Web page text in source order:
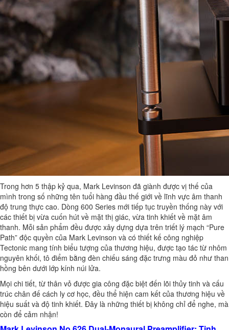
Trong hơn 5 thập kỷ qua, Mark Levinson đã giành được vị thế của
mình trong số những tên tuổi hàng đầu thế giới về lĩnh vực âm thanh
độ trung thực cao. Dòng 600 Series mới tiếp tục truyền thống này với
các thiết bị vừa cuốn hút về mặt thị giác, vừa tinh khiết về mặt âm
thanh. Mỗi sản phẩm đều được xây dựng dựa trên triết lý mạch “Pure
Path” độc quyền của Mark Levinson và có thiết kế công nghiệp
Tectonic mang tính biểu tượng của thương hiệu, được tạo tác từ nhôm
nguyên khối, tô điểm bằng đèn chiếu sáng đặc trưng màu đỏ như than
hồng bên dưới lớp kính núi lửa.
Mọi chi tiết, từ thân vỏ được gia công đặc biệt đến lõi thủy tinh và cấu
trúc chân đế cách ly cơ học, đều thể hiện cam kết của thương hiệu về
hiệu suất và độ tinh khiết. Đây là những thiết bị không chỉ để nghe, mà
còn để cảm nhận!